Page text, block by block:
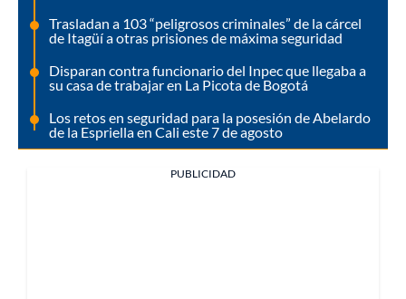
Trasladan a 103 “peligrosos criminales” de la cárcel
de Itagüí a otras prisiones de máxima seguridad
Disparan contra funcionario del Inpec que llegaba a
su casa de trabajar en La Picota de Bogotá
Los retos en seguridad para la posesión de Abelardo
de la Espriella en Cali este 7 de agosto
PUBLICIDAD